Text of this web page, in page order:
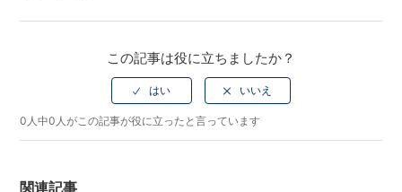
この記事は役に立ちましたか？
0人中0人がこの記事が役に立ったと言っています
関連記事